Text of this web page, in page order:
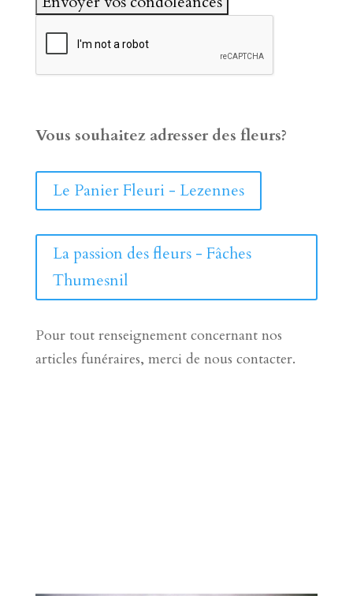
Vous souhaitez adresser des fleurs?
Le Panier Fleuri - Lezennes
La passion des fleurs - Fâches
Thumesnil
Pour tout renseignement concernant nos
articles funéraires, merci de nous contacter.